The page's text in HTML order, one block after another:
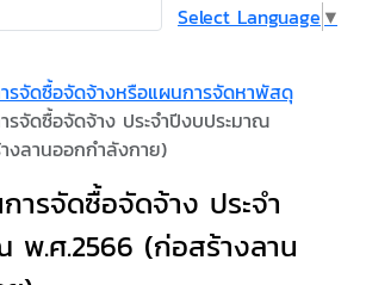
Select Language ▼
รจัดซื้อจัดจ้างหรือแผนการจัดหาพัสดุ
รจัดซื้อจัดจ้าง ประจำปีงบประมาณ
งลานออกกำลังกาย)
ารจัดซื้อจัดจ้าง ประจำ
พ.ศ.2566 (ก่อสร้างลาน